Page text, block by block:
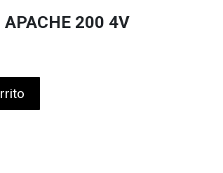
APACHE 200 4V